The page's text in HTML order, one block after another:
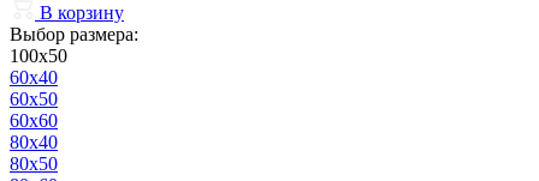
В корзину
Выбор размера:
100x50
60x40
60x50
60x60
80x40
80x50